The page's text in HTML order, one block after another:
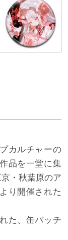
カルチャーの
品を一堂に集
・秋葉原のア
り開催された
た、缶バッチ